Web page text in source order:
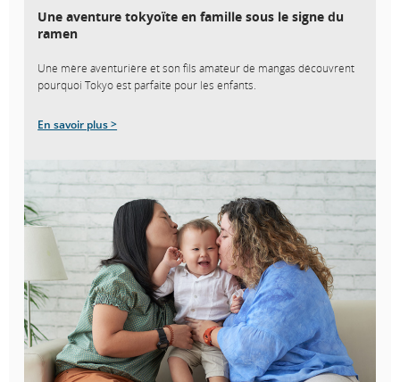
Une aventure tokyoïte en famille sous le signe du
ramen
Une mère aventurière et son fils amateur de mangas découvrent
pourquoi Tokyo est parfaite pour les enfants.
En savoir plus >